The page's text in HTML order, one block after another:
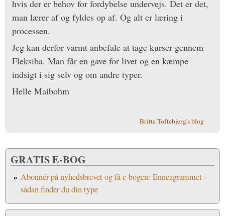
hvis der er behov for fordybelse undervejs. Det er det,
man lærer af og fyldes op af. Og alt er læring i
processen.
Jeg kan derfor varmt anbefale at tage kurser gennem
Fleksiba. Man får en gave for livet og en kæmpe
indsigt i sig selv og om andre typer.
Helle Maibohm
Britta Toftebjerg's blog
GRATIS E-BOG
Abonnér på nyhedsbrevet og få e-bogen: Enneagrammet -
sådan finder du din type